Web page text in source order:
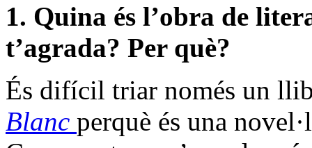
1. Quina és l’obra de
t’agrada? Per què?
És difícil triar només un
Blanc perquè és una